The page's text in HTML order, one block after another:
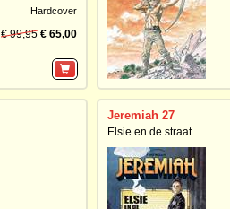
Hardcover
€ 99,95 € 65,00
Jeremiah 27
Elsie en de straat...